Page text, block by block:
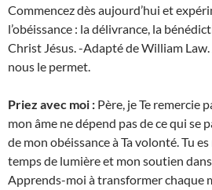
Commencez dès aujourd’hui et
l’obéissance : la délivrance, la
Christ Jésus. -Adapté de William Law.
nous le permet.
Priez avec moi : Père, je Te remercie
mon âme ne dépend pas de ce qui se
de mon obéissance à Ta volonté. Tu
temps de lumière et mon soutien
Apprends-moi à transformer chaque